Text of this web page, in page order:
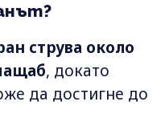
струва около
, докато
да достигне до